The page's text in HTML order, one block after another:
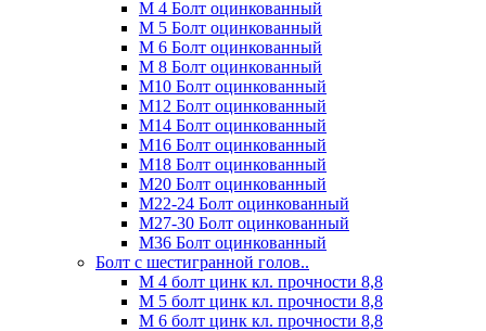
М 4 Болт оцинкованный
М 5 Болт оцинкованный
М 6 Болт оцинкованный
М 8 Болт оцинкованный
М10 Болт оцинкованный
М12 Болт оцинкованный
М14 Болт оцинкованный
М16 Болт оцинкованный
М18 Болт оцинкованный
М20 Болт оцинкованный
М22-24 Болт оцинкованный
М27-30 Болт оцинкованный
М36 Болт оцинкованный
Болт с шестигранной голов..
М 4 болт цинк кл. прочности 8,8
М 5 болт цинк кл. прочности 8,8
М 6 болт цинк кл. прочности 8,8